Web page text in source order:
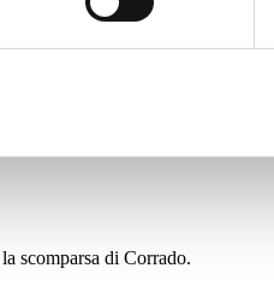
momento. Sii forte come
scomparsa di Corrado.